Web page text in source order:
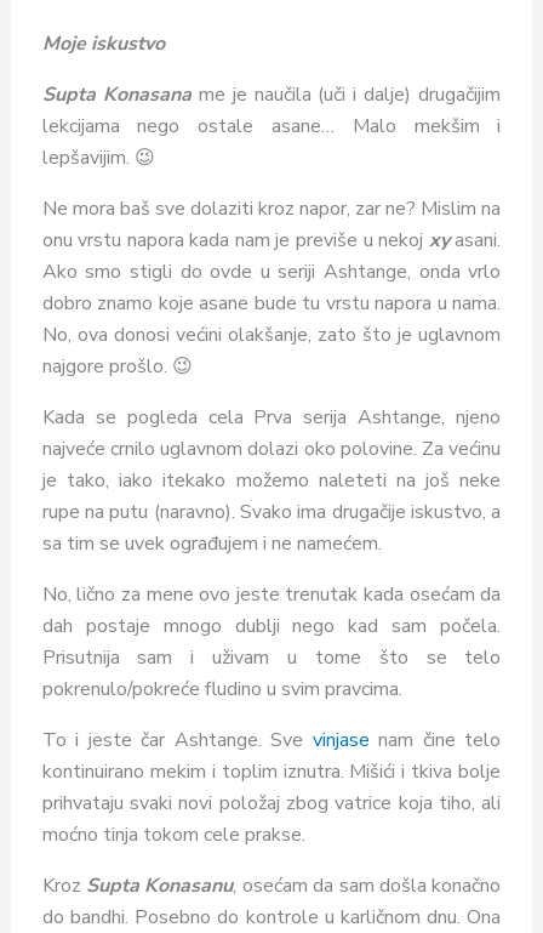
Moje iskustvo
Supta Konasana me je naučila (uči i dalje) drugačijim
lekcijama nego ostale asane… Malo mekšim i
lepšavijim. 😉
Ne mora baš sve dolaziti kroz napor, zar ne? Mislim na
onu vrstu napora kada nam je previše u nekoj xyasani.
Ako smo stigli do ovde u seriji Ashtange, onda vrlo
dobro znamo koje asane bude tu vrstu napora u nama.
No, ova donosi većini olakšanje, zato što je uglavnom
najgore prošlo. 😉
Kada se pogleda cela Prva serija Ashtange, njeno
najveće crnilo uglavnom dolazi oko polovine. Za većinu
je tako, iako itekako možemo naleteti na još neke
rupe na putu (naravno). Svako ima drugačije iskustvo, a
sa tim se uvek ograđujem i ne namećem.
No, lično za mene ovo jeste trenutak kada osećam da
dah postaje mnogo dublji nego kad sam počela.
Prisutnija sam i uživam u tome što se telo
pokrenulo/pokreće fludino u svim pravcima.
To i jeste čar Ashtange. Sve vinjase nam čine telo
kontinuirano mekim i toplim iznutra. Mišići i tkiva bolje
prihvataju svaki novi položaj zbog vatrice koja tiho, ali
moćno tinja tokom cele prakse.
Kroz Supta Konasanu, osećam da sam došla konačno
do bandhi. Posebno do kontrole u karličnom dnu. Ona